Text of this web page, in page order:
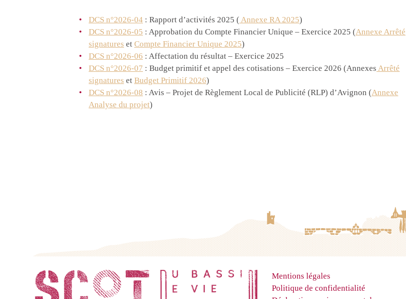
DCS n°2026-04 : Rapport d’activités 2025 ( Annexe RA 2025)
DCS n°2026-05 : Approbation du Compte Financier Unique – Exercice 2025 (Annexe Arrêté
signatures et Compte Financier Unique 2025)
DCS n°2026-06 : Affectation du résultat – Exercice 2025
DCS n°2026-07 : Budget primitif et appel des cotisations – Exercice 2026 (Annexes Arrêté
signatures et Budget Primitif 2026)
DCS n°2026-08 : Avis – Projet de Règlement Local de Publicité (RLP) d’Avignon (Annexe
Analyse du projet)
Mentions légales
Politique de confidentialité